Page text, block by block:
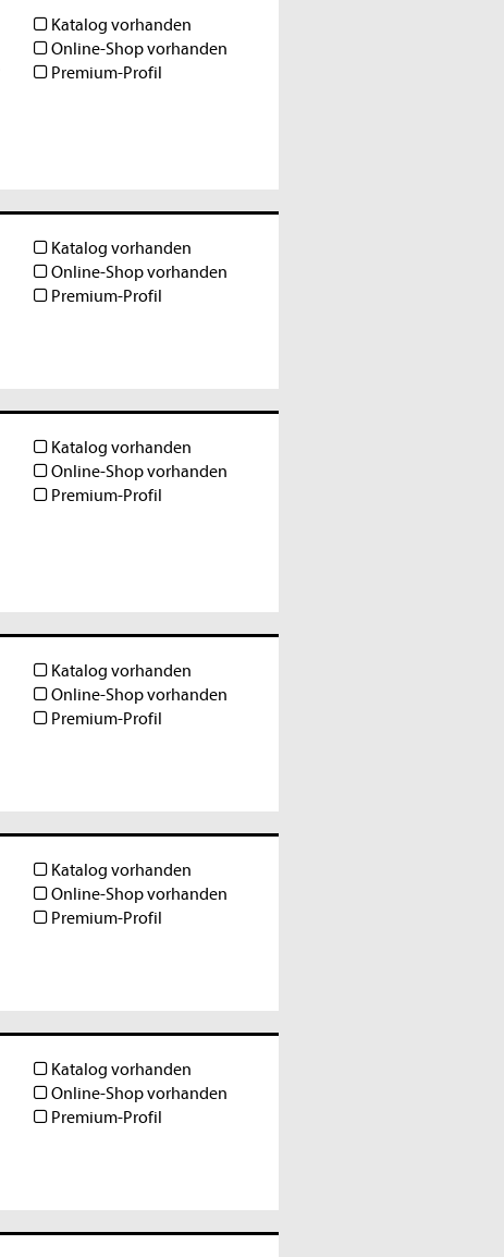
Katalog vorhanden
Online-Shop vorhanden
Premium-Profil
Katalog vorhanden
Online-Shop vorhanden
Premium-Profil
Katalog vorhanden
Online-Shop vorhanden
Premium-Profil
Katalog vorhanden
Online-Shop vorhanden
Premium-Profil
Katalog vorhanden
Online-Shop vorhanden
Premium-Profil
Katalog vorhanden
Online-Shop vorhanden
Premium-Profil